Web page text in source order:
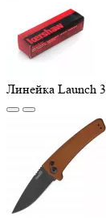
Линейка Launch 3